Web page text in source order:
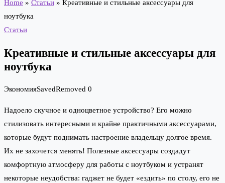
Home » Статьи » Креативные и стильные аксессуары для
ноутбука
Статьи
Креативные и стильные аксессуары для
ноутбука
ЭкономияSavedRemoved 0
Надоело скучное и одноцветное устройство? Его можно
стилизовать интересными и крайне практичными аксессуарами,
которые будут поднимать настроение владельцу долгое время.
Их не захочется менять! Полезные аксессуары создадут
комфортную атмосферу для работы с ноутбуком и устранят
некоторые неудобства: гаджет не будет «ездить» по столу, его не